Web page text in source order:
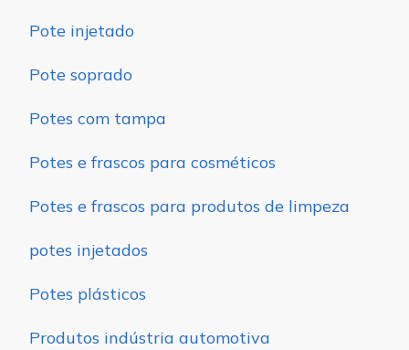
Pote injetado
Pote soprado
Potes com tampa
Potes e frascos para cosméticos
Potes e frascos para produtos de limpeza
potes injetados
Potes plásticos
Produtos indústria automotiva